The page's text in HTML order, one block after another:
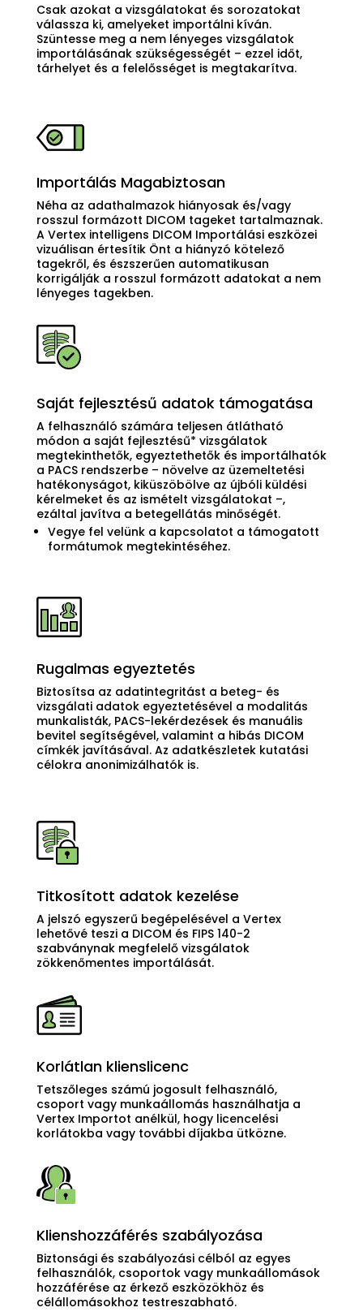
Csak azokat a vizsgálatokat és sorozatokat
válassza ki, amelyeket importálni kíván.
Szüntesse meg a nem lényeges vizsgálatok
importálásának szükségességét – ezzel időt,
tárhelyet és a felelősséget is megtakarítva.
Importálás Magabiztosan
Néha az adathalmazok hiányosak és/vagy
rosszul formázott DICOM tageket tartalmaznak.
A Vertex intelligens DICOM Importálási eszközei
vizuálisan értesítik Önt a hiányzó kötelező
tagekről, és észszerűen automatikusan
korrigálják a rosszul formázott adatokat a nem
lényeges tagekben.
Saját fejlesztésű adatok támogatása
A felhasználó számára teljesen átlátható
módon a saját fejlesztésű* vizsgálatok
megtekinthetők, egyeztethetők és importálhatók
a PACS rendszerbe – növelve az üzemeltetési
hatékonyságot, kiküszöbölve az újbóli küldési
kérelmeket és az ismételt vizsgálatokat –,
ezáltal javítva a betegellátás minőségét.
Vegye fel velünk a kapcsolatot a támogatott
formátumok megtekintéséhez.
Rugalmas egyeztetés
Biztosítsa az adatintegritást a beteg- és
vizsgálati adatok egyeztetésével a modalitás
munkalisták, PACS-lekérdezések és manuális
bevitel segítségével, valamint a hibás DICOM
címkék javításával. Az adatkészletek kutatási
célokra anonimizálhatók is.
Titkosított adatok kezelése
A jelszó egyszerű begépelésével a Vertex
lehetővé teszi a DICOM és FIPS 140-2
szabványnak megfelelő vizsgálatok
zökkenőmentes importálását.
Korlátlan klienslicenc
Tetszőleges számú jogosult felhasználó,
csoport vagy munkaállomás használhatja a
Vertex Importot anélkül, hogy licencelési
korlátokba vagy további díjakba ütközne.
Klienshozzáférés szabályozása
Biztonsági és szabályozási célból az egyes
felhasználók, csoportok vagy munkaállomások
hozzáférése az érkező eszközökhöz és
célállomásokhoz testreszabható.